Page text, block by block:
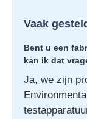
Vaak
Bent u een
kan ik dat
Ja, we zijn